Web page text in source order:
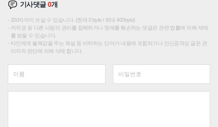
기사댓글0개
200자까지 쓰실 수 있습니다. (현재 0 byte / 최대 400byte)
저작권 등 다른 사람의 권리를 침해하거나 명예를 훼손하는 댓글은 관련 법률에 의해 제재
를 받을 수 있습니다.
타인에게 불쾌감을 주는 욕설 등 비하하는 단어가 내용에 포함되거나 인신공격성 글은 관
리자의 판단에 의해 삭제 합니다.